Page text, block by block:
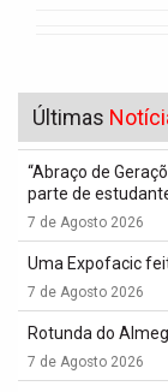
Últimas
“Abraço de
parte de
7 de Agosto 2026
Uma Expofacic
7 de Agosto 2026
Rotunda do
7 de Agosto 2026